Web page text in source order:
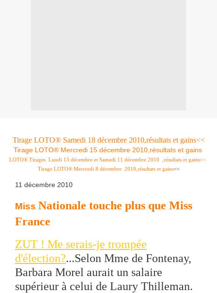
Tirage LOTO® Samedi 18 décembre 2010,résultats et gains<<
Tirage LOTO® Mercredi 15 décembre 2010,résultats et gains
LOTO® Tirages Lundi 13 décembre et Samedi 11 décembre 2010 ,résultats et gains<<
Tirage LOTO® Mercredi 8 décembre 2010,résultats et gains<<
11 décembre 2010
Miss Nationale touche plus que Miss
France
ZUT ! Me serais-je trompée
d'élection?...Selon Mme de Fontenay,
Barbara Morel aurait un salaire
supérieur à celui de Laury Thilleman.